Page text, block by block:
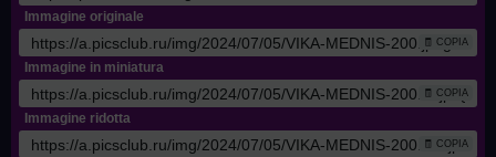
Immagine originale
🧾 COPIA
Immagine in miniatura
🧾 COPIA
Immagine ridotta
🧾 COPIA